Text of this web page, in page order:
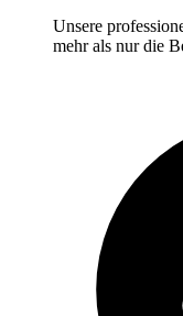
Unsere
mehr als nur die